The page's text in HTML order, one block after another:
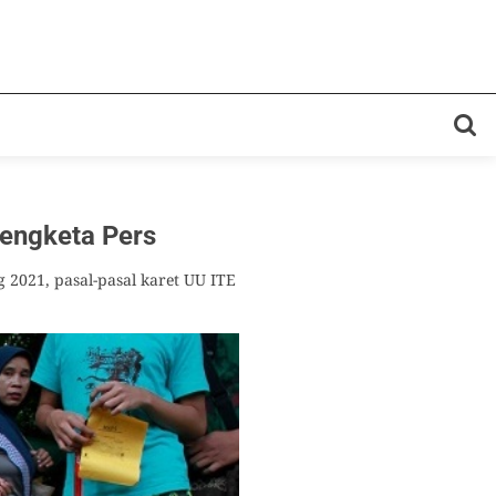
Pers
pasal-pasal karet UU ITE